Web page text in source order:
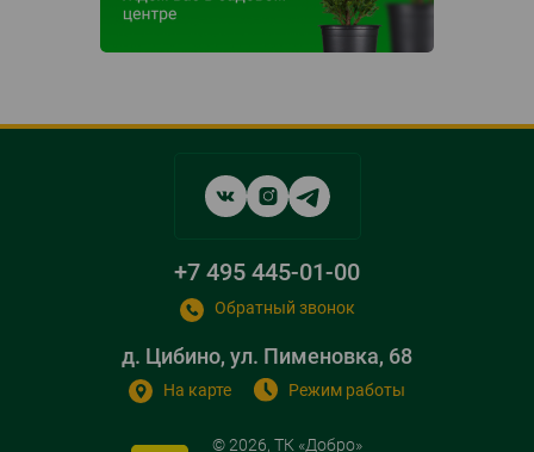
© 2026, ТК «Добро»
д. Цибино, ул. Пименовка, 68
На карте Режим работы
+7 495 445-01-00
Обратный звонок